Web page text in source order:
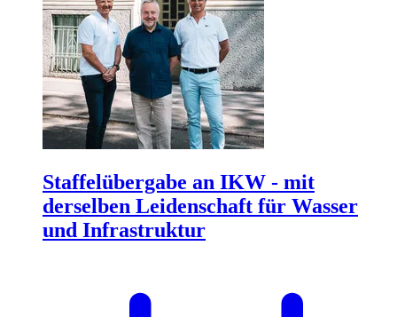
Staffelübergabe an IKW - mit
derselben Leidenschaft für Wasser
und Infrastruktur